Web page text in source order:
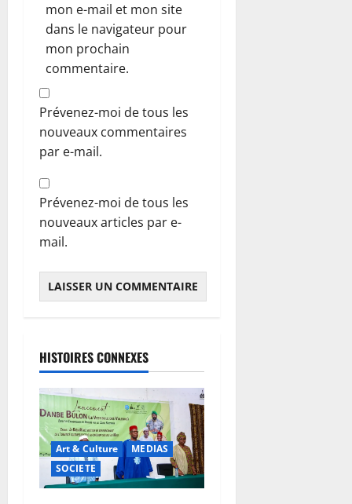
mon e-mail et mon site
dans le navigateur pour
mon prochain
commentaire.
Prévenez-moi de tous les
nouveaux commentaires
par e-mail.
Prévenez-moi de tous les
nouveaux articles par e-
mail.
HISTOIRES CONNEXES
Art & Culture
MEDIAS
SOCIETE